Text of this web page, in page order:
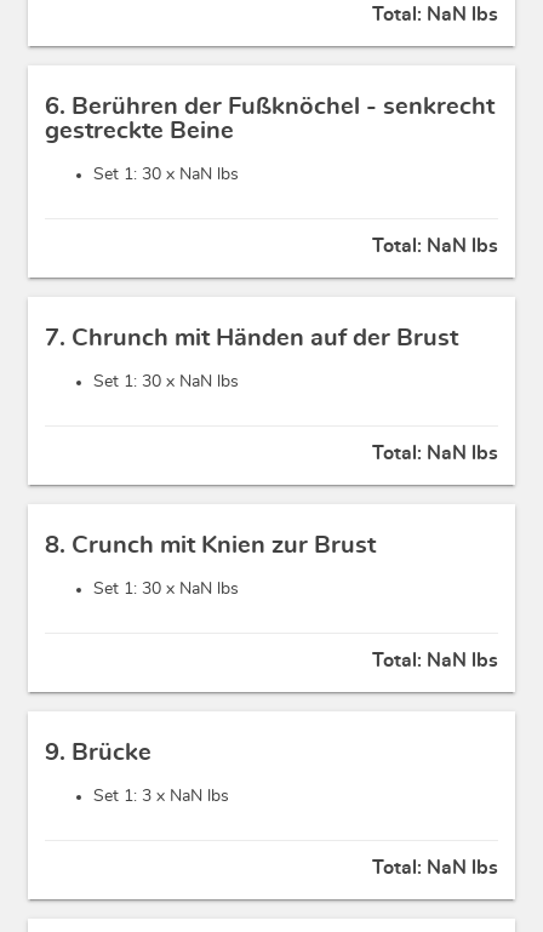
Total: NaN lbs
6. Berühren der Fußknöchel - senkrecht
gestreckte Beine
Set 1: 30 x NaN lbs
Total: NaN lbs
7. Chrunch mit Händen auf der Brust
Set 1: 30 x NaN lbs
Total: NaN lbs
8. Crunch mit Knien zur Brust
Set 1: 30 x NaN lbs
Total: NaN lbs
9. Brücke
Set 1: 3 x NaN lbs
Total: NaN lbs